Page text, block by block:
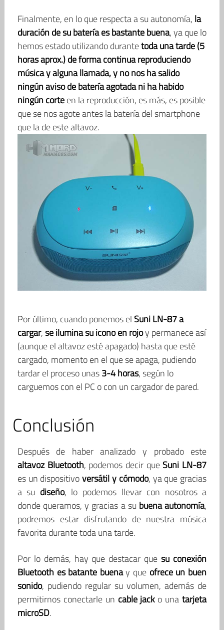
Finalmente, en lo que respecta a su autonomía, la
duración de su batería es bastante buena, ya que lo
hemos estado utilizando durantetoda una tarde (5
horas aprox.) de forma continua reproduciendo
música y alguna llamada, y no nos ha salido
ningún aviso de batería agotada ni ha habido
ningún corteen la reproducción, es más, es posible
que se nos agote antes la batería del smartphone
que la de este altavoz.
Por último, cuando ponemos el Suni LN-87a
cargar,se ilumina su icono en rojoy permanece así
(aunque el altavoz esté apagado) hasta que esté
cargado, momento en el que se apaga, pudiendo
tardar el proceso unas3-4 horas, según lo
carguemos con el PC o con un cargador de pared.
Conclusión
Después de haber analizado y probado este
altavoz Bluetooth, podemos decir que Suni LN-87
es un dispositivoversátil y cómodo, ya que gracias
a su diseño, lo podemos llevar con nosotros a
donde queramos, y gracias a su buena autonomía,
podremos estar disfrutando de nuestra música
favorita durante toda una tarde.
Por lo demás, hay que destacar quesu conexión
Bluetooth es batante buenay que ofrece un buen
sonido, pudiendo regular su volumen, además de
permitirnos conectarle un cable jacko unatarjeta
microSD.